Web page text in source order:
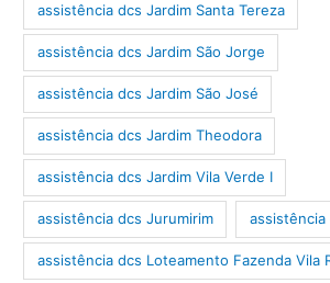
assistência dcs Jardim Santa Tereza
assistência dcs Jardim São Jorge
assistência dcs Jardim São José
assistência dcs Jardim Theodora
assistência dcs Jardim Vila Verde I
assistência dcs Jurumirim assistência
assistência dcs Loteamento Fazenda Vila